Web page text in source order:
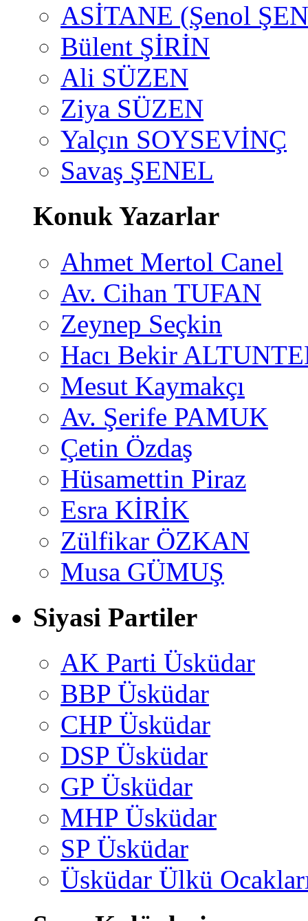
ASİTANE (Şenol
Bülent ŞİRİN
Ali SÜZEN
Ziya SÜZEN
Yalçın SOYSEVİNÇ
Savaş ŞENEL
Konuk Yazarlar
Ahmet Mertol Canel
Av. Cihan TUFAN
Zeynep Seçkin
Hacı Bekir
Mesut Kaymakçı
Av. Şerife PAMUK
Çetin Özdaş
Hüsamettin Piraz
Esra KİRİK
Zülfikar ÖZKAN
Musa GÜMUŞ
Siyasi Partiler
AK Parti Üsküdar
BBP Üsküdar
CHP Üsküdar
DSP Üsküdar
GP Üsküdar
MHP Üsküdar
SP Üsküdar
Üsküdar Ülkü